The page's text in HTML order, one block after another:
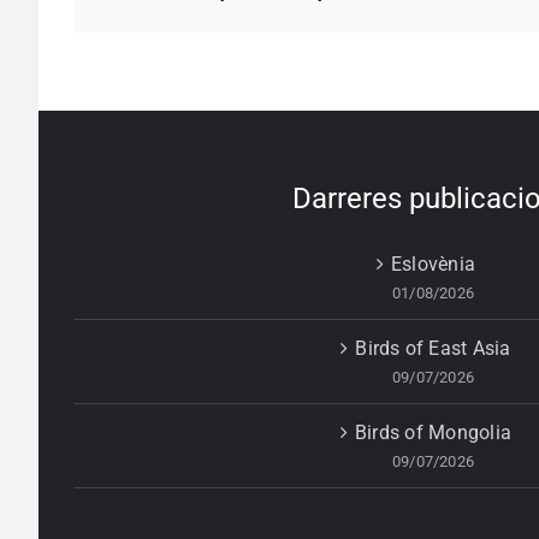
Darreres
Eslovènia
01/08/2026
Birds of East Asia
09/07/2026
Birds of Mongolia
09/07/2026